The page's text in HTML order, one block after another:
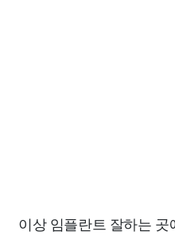
이상 임플란트 잘하는